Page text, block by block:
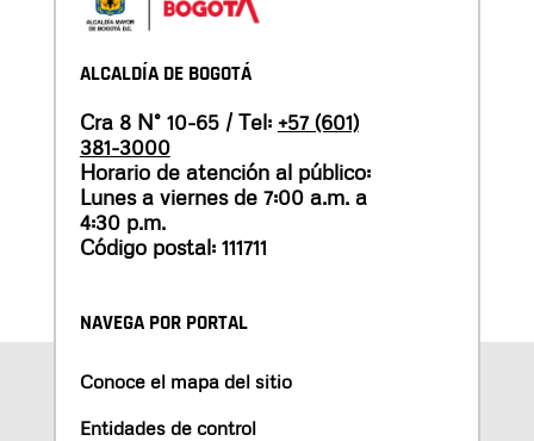
ALCALDÍA DE BOGOTÁ
Cra 8 N° 10-65 / Tel: +57 (601)
381-3000
Horario de atención al público:
Lunes a viernes de 7:00 a.m. a
4:30 p.m.
Código postal: 111711
NAVEGA POR PORTAL
Conoce el mapa del sitio
Entidades de control